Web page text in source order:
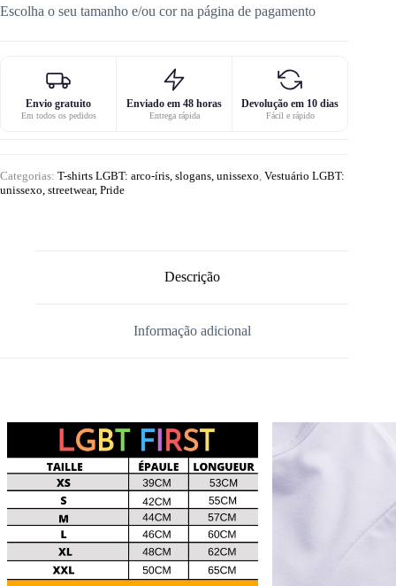
Escolha o seu tamanho e/ou cor na página de pagamento
Envio gratuito
Em todos os pedidos
Enviado em 48 horas
Entrega rápida
Devolução em 10 dias
Fácil e rápido
Categorias: T-shirts LGBT: arco-íris, slogans, unissexo Vestuário LGBT:
unissexo, streetwear, Pride
Descrição
Informação adicional